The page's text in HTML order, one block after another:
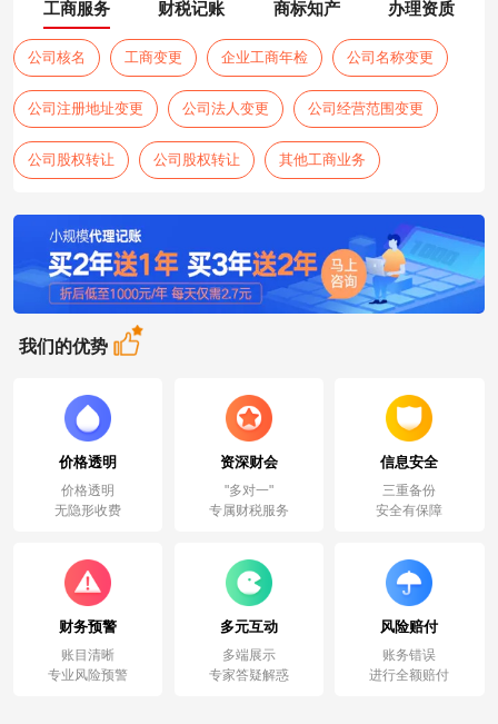
工商服务 财税记账 商标知产 办理资质
公司核名 工商变更 企业工商年检 公司名称变更
公司注册地址变更 公司法人变更 公司经营范围变更
公司股权转让 公司股权转让 其他工商业务
我们的优势
价格透明
价格透明
无隐形收费
资深财会
"多对一"
专属财税服务
信息安全
三重备份
安全有保障
财务预警
账目清晰
专业风险预警
多元互动
多端展示
专家答疑解惑
风险赔付
账务错误
进行全额赔付